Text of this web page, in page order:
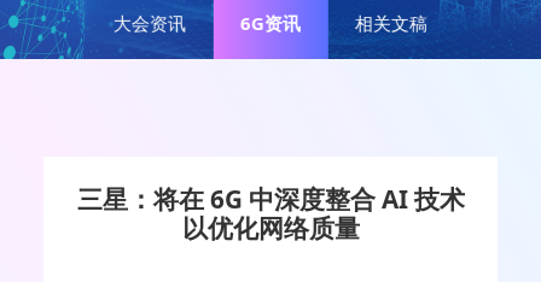
大会资讯 6G资讯 相关文稿
三星：将在 6G 中深度整合 AI 技术
以优化网络质量